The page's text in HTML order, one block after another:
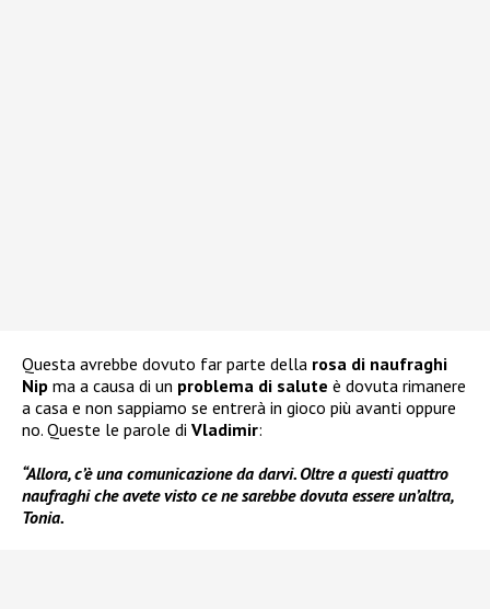
Questa avrebbe dovuto far parte della rosa di naufraghi
Nip ma a causa di un problema di salute è dovuta rimanere
a casa e non sappiamo se entrerà in gioco più avanti oppure
no. Queste le parole di Vladimir:
“Allora, c’è una comunicazione da darvi. Oltre a questi quattro
naufraghi che avete visto ce ne sarebbe dovuta essere un’altra,
Tonia.